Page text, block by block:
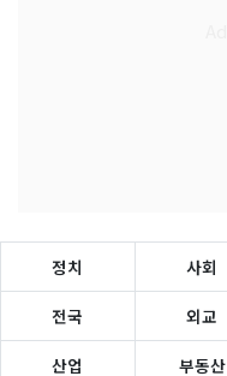
정치 사회
전국 외교
산업 부동산